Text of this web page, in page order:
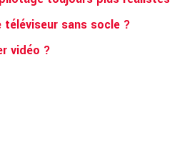
sans socle ?
vidéo ?